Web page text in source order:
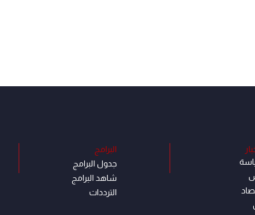
البرامج
جدول البرامج
شاهد البرامج
الترددات